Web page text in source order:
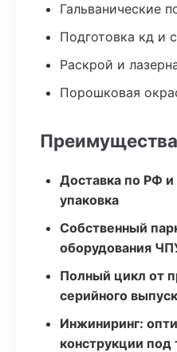
Гальванические
Подготовка кд и
Раскрой и
Порошковая
Доставка по РФ
упаковка
Собственный
оборудования
Полный цикл от
серийного
Инжиниринг:
конструкции под